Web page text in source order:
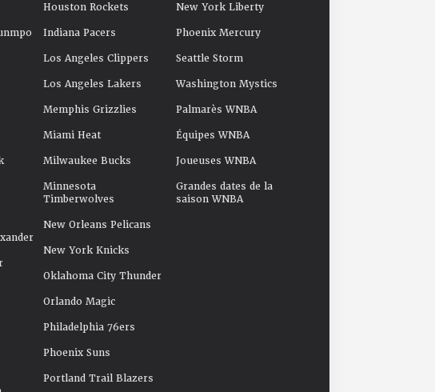
Houston Rockets
Indiana Pacers
Los Angeles Clippers
Los Angeles Lakers
Memphis Grizzlies
Miami Heat
Milwaukee Bucks
Minnesota
Timberwolves
New Orleans Pelicans
New York Knicks
Oklahoma City Thunder
Orlando Magic
Philadelphia 76ers
Phoenix Suns
Portland Trail Blazers
New York Liberty
Phoenix Mercury
Seattle Storm
Washington Mystics
Palmarès WNBA
Équipes WNBA
Joueuses WNBA
Grandes dates de la
saison WNBA